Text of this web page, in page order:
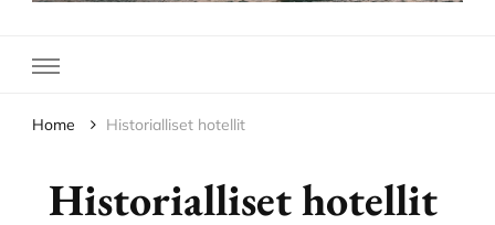
Elämää ja Matkoja
Home Historialliset hotellit
Historialliset hotellit